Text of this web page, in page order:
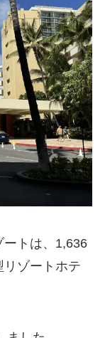
ートは、1,636
ゾートホテ